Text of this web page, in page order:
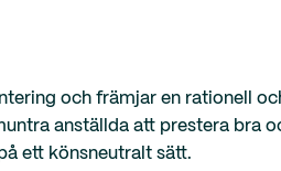
och främjar en rationell
anställda att prestera bra
ett könsneutralt sätt.